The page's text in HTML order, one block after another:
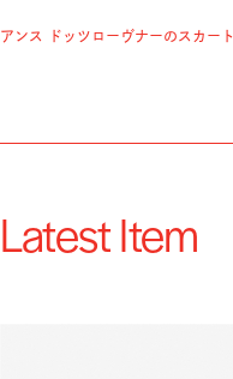
アンス ドッツローヴナーのスカート
Latest Item